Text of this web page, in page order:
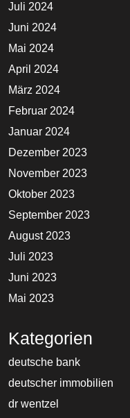
Juli 2024
Juni 2024
Mai 2024
April 2024
März 2024
Februar 2024
Januar 2024
Dezember 2023
November 2023
Oktober 2023
September 2023
August 2023
Juli 2023
Juni 2023
Mai 2023
Kategorien
deutsche bank
deutscher immobilien
dr wentzel